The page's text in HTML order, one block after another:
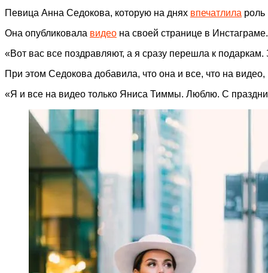
Певица Анна Седокова, которую на днях впечатлила
Она опубликовала видео на своей странице в Инстаграме.
«Вот вас все поздравляют, а я сразу перешла к
При этом Седокова добавила, что она и все, что на
«Я и все на видео только Яниса Тиммы. Люблю. С